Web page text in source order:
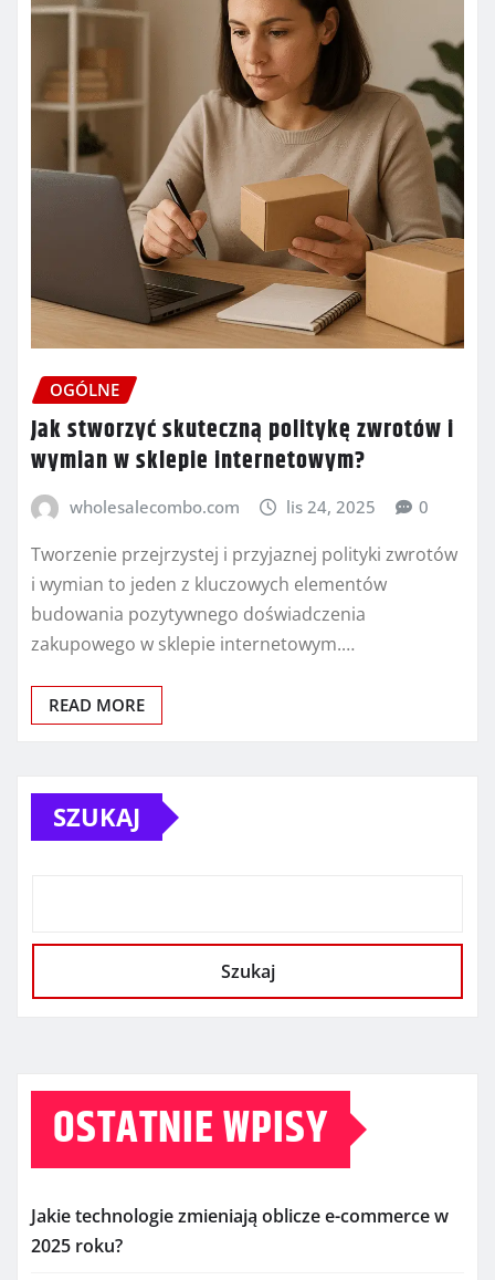
OGÓLNE
Jak stworzyć skuteczną politykę zwrotów i
wymian w sklepie internetowym?
wholesalecombo.com lis 24, 2025 0
Tworzenie przejrzystej i przyjaznej polityki zwrotów
i wymian to jeden z kluczowych elementów
budowania pozytywnego doświadczenia
zakupowego w sklepie internetowym.…
READ MORE
SZUKAJ
Szukaj
OSTATNIE WPISY
Jakie technologie zmieniają oblicze e-commerce w
2025 roku?